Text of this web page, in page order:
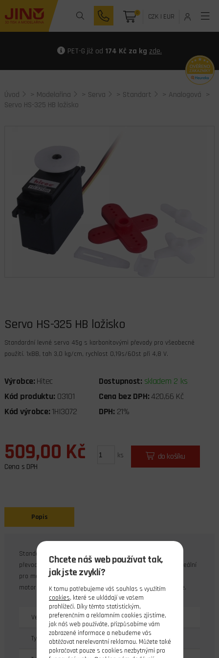
0 CZK| EUR
PET-G již od 174 Kč za kg zde.
Úvod > Modelařina > Serva > Standart > Analogová >
Servo HS-325 HB ložisko
Servo HS-325 HB ložisko
Standardní levné servo 45g s karbonitovými převody pro všeobecné
použití. 1xBB, tah 3,0 kg/cm, rychlost 0,19s/60st při 4,8 V.
Výrobce: Hitec Dostupnost: skladem 2 ks
Kód produktu: 03101 Cena bez DPH: 420,66 Kč
Kód výrobce:1HI3072 DPH: 21%
509,00 Kč
Cena s DPH
ks do košíku
Popis
Standardní servo pro všeobecné použití s karbonitovými
převody s výstupní hřídelí uloženou v kuličkovém ložisku. Ideální
pro modely jednodušších aut, lodí, cvičných a rekreačních
motorových letounů a větrońů. Baleno v papírové krabiččce.
Velikost serva Standard
Typ serva analogové
Chcete náš web používat tak,
jak jste zvyklí?
K tomu potřebujeme váš souhlas s využitím
cookies, které se ukládají ve vašem
prohlížeči. Díky těmto statistickým,
preferenčním a reklamním cookies zjistíme,
jak náš web používáte, přizpůsobíme vám
zobrazené informace a nebudeme vás
obtěžovat nerelevantní reklamou. Můžete také
pokračovat pouze s cookies nezbytnými pro